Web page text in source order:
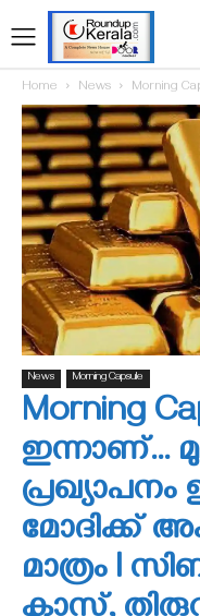
Home News Morning
News Morning Capsule
Morning
ഇന്നാണ്…
മോദിക്ക്
മാത്രം l